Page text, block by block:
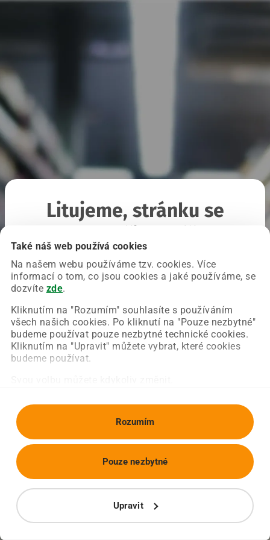
Také náš web používá cookies
Na našem webu používáme tzv. cookies. Více
informací o tom, co jsou cookies a jaké používáme, se
dozvíte zde.
Kliknutím na "Rozumím" souhlasíte s používáním
všech našich cookies. Po kliknutí na "Pouze nezbytné"
budeme používat pouze nezbytné technické cookies.
Kliknutím na "Upravit" můžete vybrat, které cookies
budeme používat.
Rozumím
Upravit
Pouze nezbytné
Litujeme, stránku se
Chyba nastala na naší straně a už ji opravujeme.
Zkuste prosím znovu načíst požadovanou stránku.
Obnovit stránku Úvodní strana